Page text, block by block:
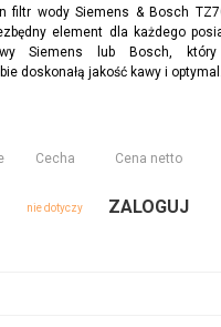
filtr wody Siemens & Bosch
element dla każdego
Siemens lub Bosch, który
doskonałą jakość kawy i optymal...
Cecha Cena netto
nie dotyczy ZALOGUJ